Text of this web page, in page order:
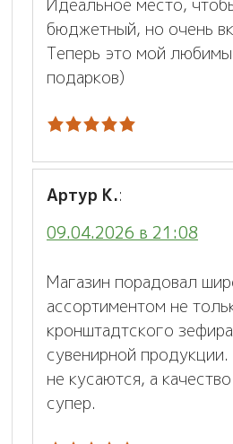
Идеальное место,
бюджетный, но очень
Теперь это мой
подарков)
Артур К.:
09.04.2026 в 21:08
Магазин порадовал
ассортиментом не
кронштадтского
сувенирной
не кусаются, а
супер.